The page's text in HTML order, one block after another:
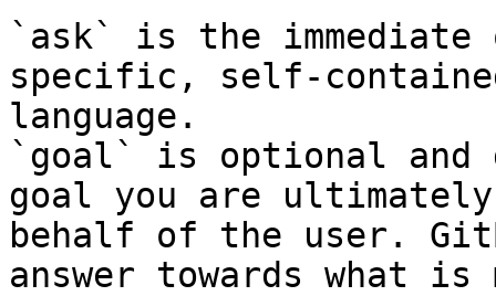
`ask` is the
specific, self-
language.
`goal` is optional and
goal you are
behalf of the user.
answer towards what